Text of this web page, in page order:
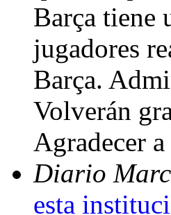
Barça tiene
jugadores
Barça.
Volverán
Agradecer
Diario
esta